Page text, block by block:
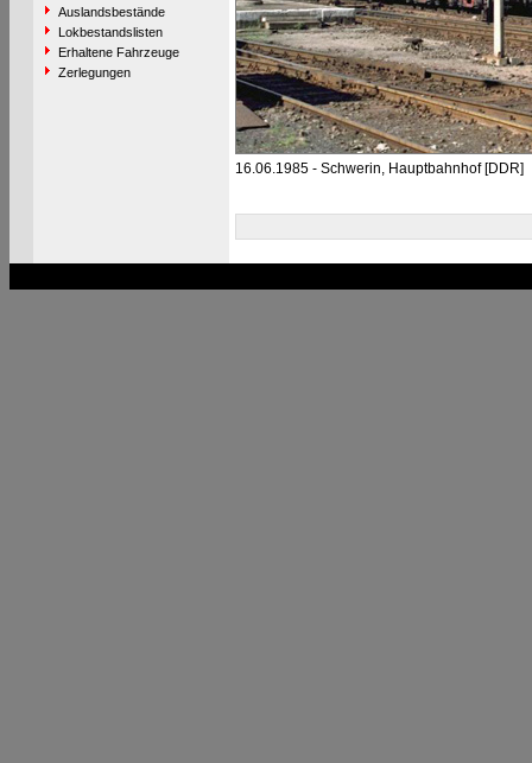
Auslandsbestände
Lokbestandslisten
Erhaltene Fahrzeuge
Zerlegungen
16.06.1985 - Schwerin, Hauptbahnhof [DDR]